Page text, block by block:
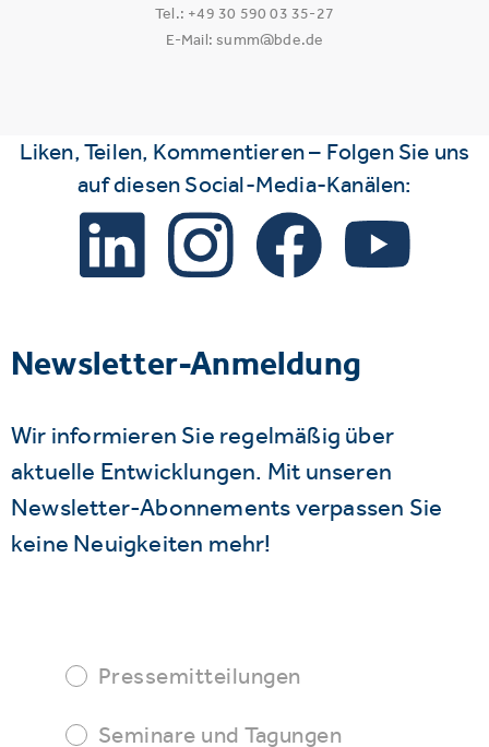
Tel.: +49 30 590 03 35-27
E-Mail: summ@bde.de
Liken, Teilen, Kommentieren – Folgen Sie uns
auf diesen Social-Media-Kanälen:
Newsletter-Anmeldung
Wir informieren Sie regelmäßig über
aktuelle Entwicklungen. Mit unseren
Newsletter-Abonnements verpassen Sie
keine Neuigkeiten mehr!
Pressemitteilungen
Seminare und Tagungen